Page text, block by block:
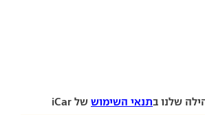
שלנו בתנאי השימוש של iCar